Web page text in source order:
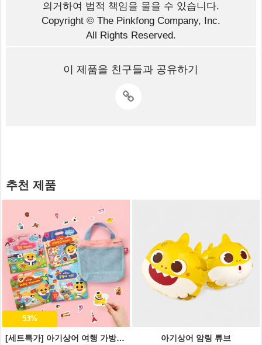
의거하여 법적 책임을 물을 수 있습니다.
Copyright © The Pinkfong Company, Inc.
All Rights Reserved.
이 제품을 친구들과 공유하기
추천 제품
53%
[세트특가] 아기상어 여행 가방스티커+여행용 파우치 아기상어 암링 튜브